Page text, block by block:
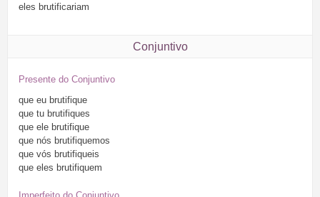
eles brutificariam
Conjuntivo
Presente do Conjuntivo
que eu brutifique
que tu brutifiques
que ele brutifique
que nós brutifiquemos
que vós brutifiqueis
que eles brutifiquem